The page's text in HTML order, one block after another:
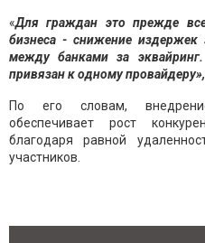
«Для граждан это прежде
бизнеса - снижение издержек
между банками за
привязан к одному
По его словам,
обеспечивает рост
благодаря равной
участников.